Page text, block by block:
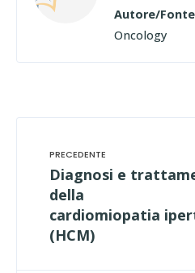
Autore/
Oncology
Diagnosi e
della
cardiomiopatia
(HCM)